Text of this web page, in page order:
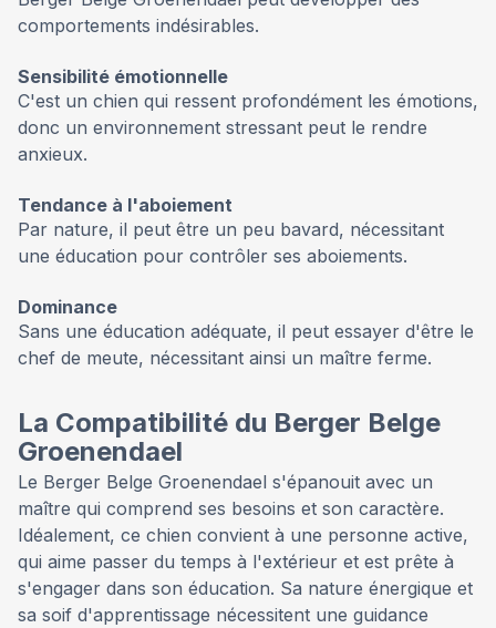
comportements indésirables.
Sensibilité émotionnelle
C'est un chien qui ressent profondément les émotions,
donc un environnement stressant peut le rendre
anxieux.
Tendance à l'aboiement
Par nature, il peut être un peu bavard, nécessitant
une éducation pour contrôler ses aboiements.
Dominance
Sans une éducation adéquate, il peut essayer d'être le
chef de meute, nécessitant ainsi un maître ferme.
La Compatibilité du Berger Belge
Groenendael
Le Berger Belge Groenendael s'épanouit avec un
maître qui comprend ses besoins et son caractère.
Idéalement, ce chien convient à une personne active,
qui aime passer du temps à l'extérieur et est prête à
s'engager dans son éducation. Sa nature énergique et
sa soif d'apprentissage nécessitent une guidance